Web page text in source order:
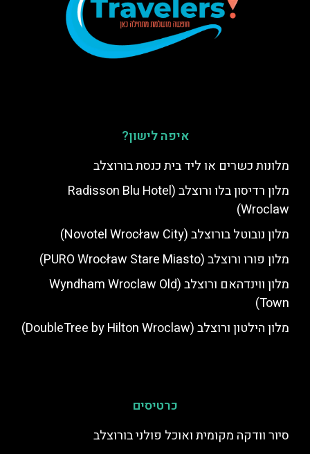
איפה לישון?
מלונות כשרים או ליד בית כנסת בורוצלב
מלון רדיסון בלו ורוצלב (Radisson Blu Hotel
Wroclaw)
מלון נובוטל בורוצלב (Novotel Wrocław City)
מלון פורו ורוצלב (PURO Wrocław Stare Miasto)
מלון ווינדהאם ורוצלב (Wyndham Wroclaw Old
Town)
מלון הילטון ורוצלב (DoubleTree by Hilton Wroclaw)
כרטיסים
סיור וודקה מקומית ואוכל פולני בורוצלב